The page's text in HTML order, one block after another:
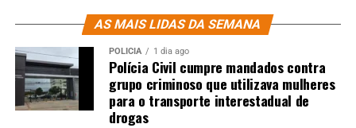
AS MAIS LIDAS DA SEMANA
POLÍCIA 1 dia ago
Polícia Civil cumpre mandados contra
grupo criminoso que utilizava mulheres
para o transporte interestadual de
drogas